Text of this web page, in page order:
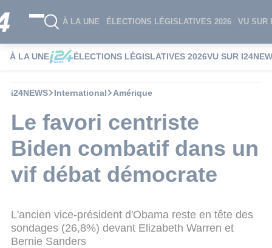
À LA UNE ÉLECTIONS LÉGISLATIVES 2026 VU SUR
À LA UNE ÉLECTIONS LÉGISLATIVES 2026VU SUR
i24NEWS International Amérique
Le favori centriste
Biden combatif dans un
vif débat démocrate
L'ancien vice-président d'Obama reste en tête des
sondages (26,8%) devant Elizabeth Warren et
Bernie Sanders